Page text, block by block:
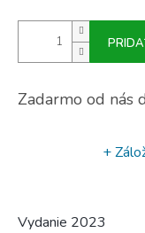
Zadarmo od nás
+
Vydanie 2023